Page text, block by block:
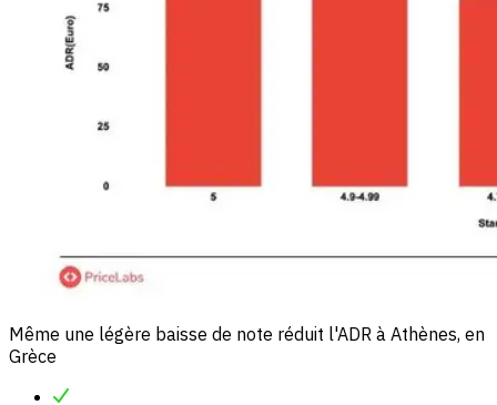
Même une légère baisse de note réduit l'ADR à Athènes, en
Grèce